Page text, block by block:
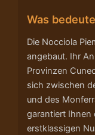
Was
Die Nocciola
angebaut. Ihr
Provinzen
sich zwischen
und des
garantiert Ihnen
erstklassigen